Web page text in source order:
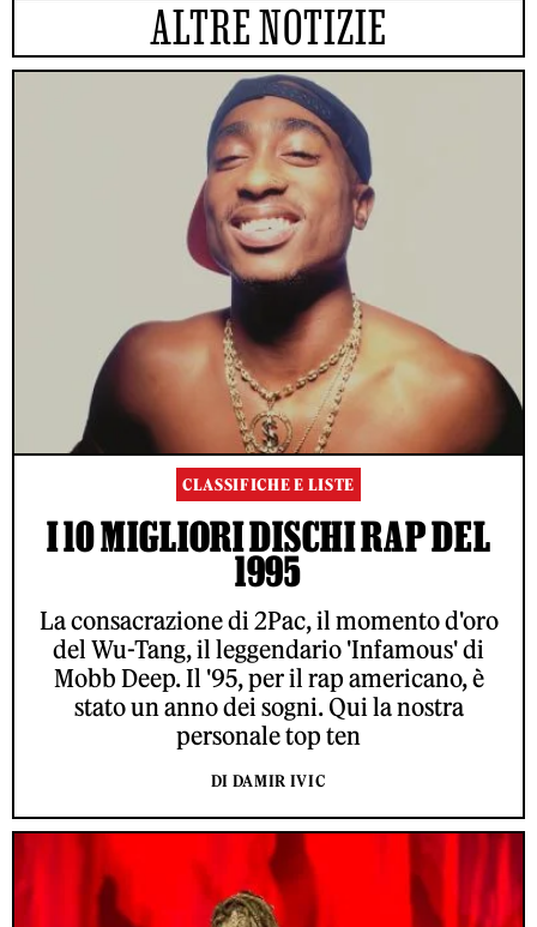
ALTRE NOTIZIE
CLASSIFICHE E LISTE
I 10 MIGLIORI DISCHI RAP DEL
1995
La consacrazione di 2Pac, il momento d'oro
del Wu-Tang, il leggendario 'Infamous' di
Mobb Deep. Il '95, per il rap americano, è
stato un anno dei sogni. Qui la nostra
personale top ten
DI DAMIR IVIC